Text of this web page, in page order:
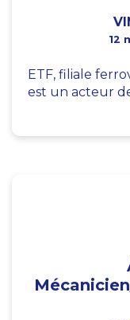
12
ETF, filiale
est un acteur